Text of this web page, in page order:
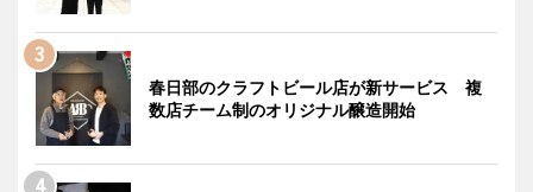
春日部のクラフトビール店が新サービス 複
数店チーム制のオリジナル醸造開始